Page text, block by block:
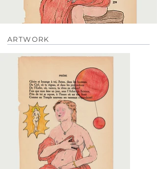
ARTWORK